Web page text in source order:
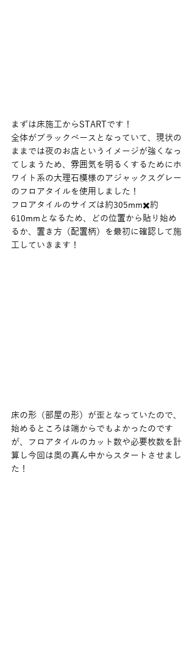
まずは床施工からSTARTです！
全体がブラックベースとなっていて、現状の
ままでは夜のお店というイメージが強くなっ
てしまうため、雰囲気を明るくするためにホ
ワイト系の大理石模様のアジャックスグレー
のフロアタイルを使用しました！
フロアタイルのサイズは約305mm✖️約
610mmとなるため、どの位置から貼り始め
るか、置き方（配置柄）を最初に確認して施
工していきます！
床の形（部屋の形）が歪となっていたので、
始めるところは端からでもよかったのです
が、フロアタイルのカット数や必要枚数を計
算し今回は奥の真ん中からスタートさせまし
た！